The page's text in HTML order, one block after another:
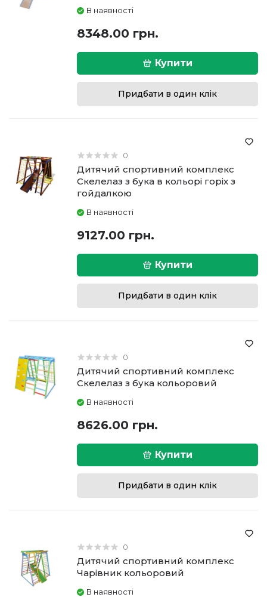
В наявності
8348.00 грн.
Купити
Придбати в один клік
0
Дитячий спортивний комплекс
Скелелаз з бука в кольорі горіх з
гойдалкою
В наявності
9127.00 грн.
Купити
Придбати в один клік
0
Дитячий спортивний комплекс
Скелелаз з бука кольоровий
В наявності
8626.00 грн.
Купити
Придбати в один клік
0
Дитячий спортивний комплекс
Чарівник кольоровий
В наявності